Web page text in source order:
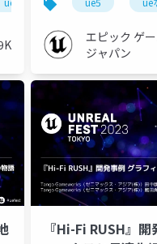
エピック ゲ
ジャパン
『Hi-Fi RUSH』